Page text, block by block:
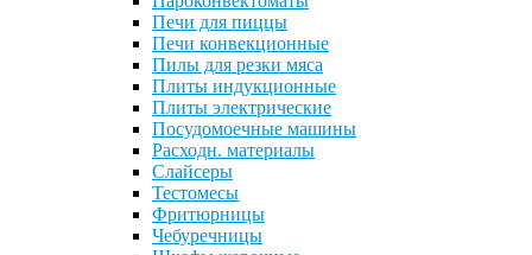
Печи для пиццы
Печи конвекционные
Пилы для резки мяса
Плиты индукционные
Плиты электрические
Посудомоечные машины
Расходн. материалы
Слайсеры
Тестомесы
Фритюрницы
Чебуречницы